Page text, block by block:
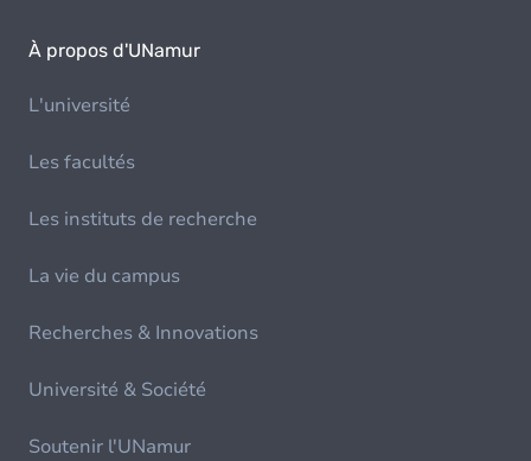
À propos d'UNamur
L'université
Les facultés
Les instituts de recherche
La vie du campus
Recherches & Innovations
Université & Société
Soutenir l'UNamur